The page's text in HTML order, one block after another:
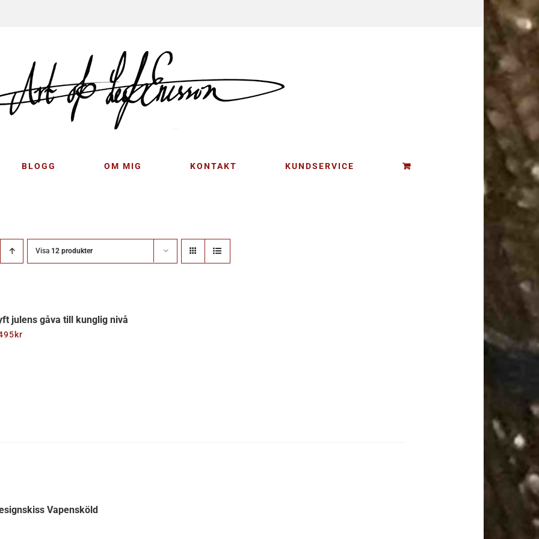
BLOGG OM MIG KONTAKT KUNDSERVICE
Visa 12 produkter
julens gåva till kunglig nivå
kr
Vapensköld